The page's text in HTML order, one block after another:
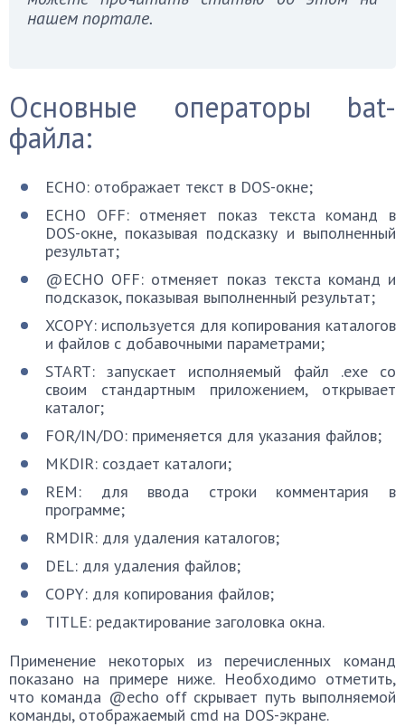
нашем портале.
Основные операторы bat-
файла:
ECHO: отображает текст в DOS-окне;
ECHO OFF: отменяет показ текста команд в
DOS-окне, показывая подсказку и выполненный
результат;
@ECHO OFF: отменяет показ текста команд и
подсказок, показывая выполненный результат;
XCOPY: используется для копирования каталогов
и файлов с добавочными параметрами;
START: запускает исполняемый файл .exe со
своим стандартным приложением, открывает
каталог;
FOR/IN/DO: применяется для указания файлов;
MKDIR: создает каталоги;
REM: для ввода строки комментария в
программе;
RMDIR: для удаления каталогов;
DEL: для удаления файлов;
COPY: для копирования файлов;
TITLE: редактирование заголовка окна.
Применение некоторых из перечисленных команд
показано на примере ниже. Необходимо отметить,
что команда @echo off скрывает путь выполняемой
команды, отображаемый cmd на DOS-экране.